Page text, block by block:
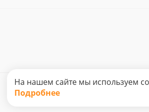
На нашем сайте мы используем
Подробнее